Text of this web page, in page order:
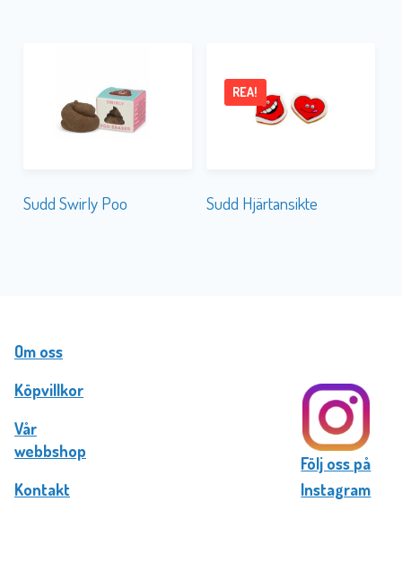
Sudd Swirly Poo Sudd Hjärtansikte
REA!
Om oss
Köpvillkor
Vår
webbshop
Kontakt
Följ oss på
Instagram